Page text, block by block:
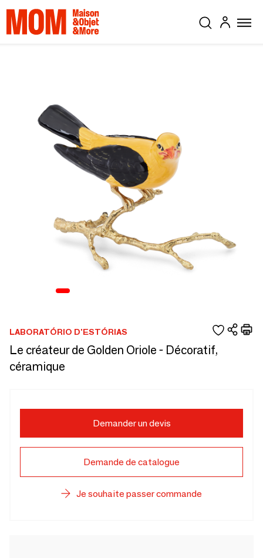
LABORATÓRIO D'ESTÓRIAS
Le créateur de Golden Oriole - Décoratif,
céramique
Demander un devis
Demande de catalogue
Je souhaite passer commande